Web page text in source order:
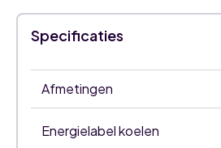
W
aantal
Specificaties
Afmetingen
Energielabel koelen